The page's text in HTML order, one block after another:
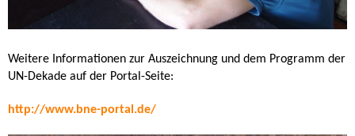
Weitere Informationen zur Auszeichnung und dem Programm der
UN-Dekade auf der Portal-Seite:
http://www.bne-portal.de/